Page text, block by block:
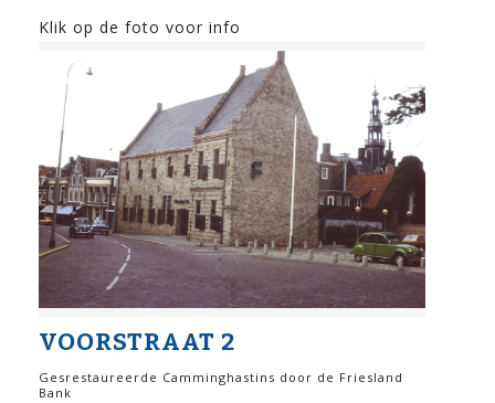
Klik op de foto voor info
VOORSTRAAT 2
Gesrestaureerde Camminghastins door de Friesland
Bank